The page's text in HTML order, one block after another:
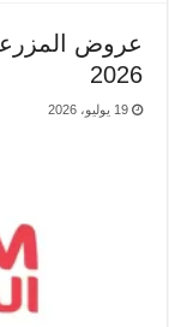
2026
19 يوليو، 2026